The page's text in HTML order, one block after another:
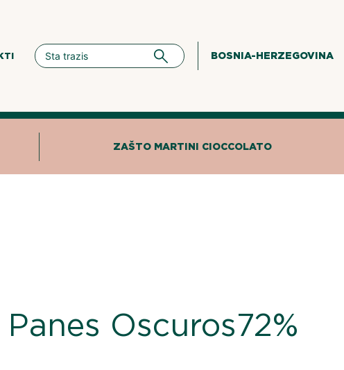
BOSNIA-HERZEGOVINA
ZAŠTO MARTINI CIOCCOLATO
Oscuros72%